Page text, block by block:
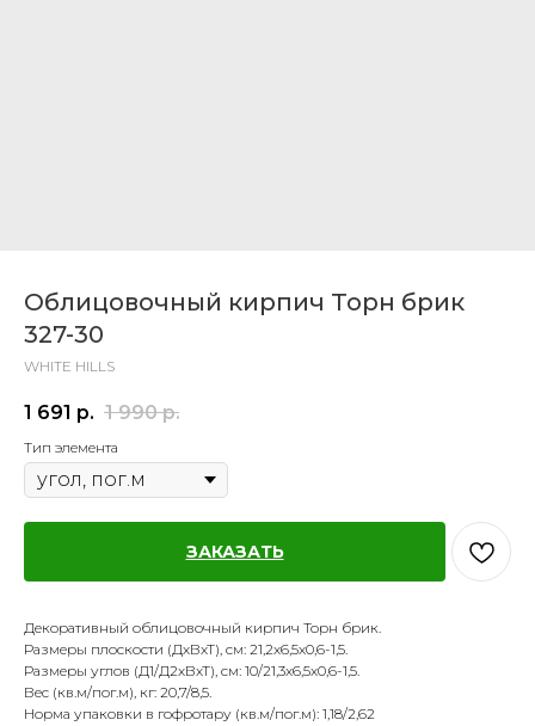
Облицовочный кирпич Торн брик
327-30
WHITE HILLS
1 691 р. 1 990 р.
Тип элемента
ЗАКАЗАТЬ
Декоративный облицовочный кирпич Торн брик.
Размеры плоскости (ДхВхТ), см: 21,2х6,5х0,6-1,5.
Размеры углов (Д1/Д2хВхТ), см: 10/21,3х6,5х0,6-1,5.
Вес (кв.м/пог.м), кг: 20,7/8,5.
Норма упаковки в гофротару (кв.м/пог.м): 1,18/2,62